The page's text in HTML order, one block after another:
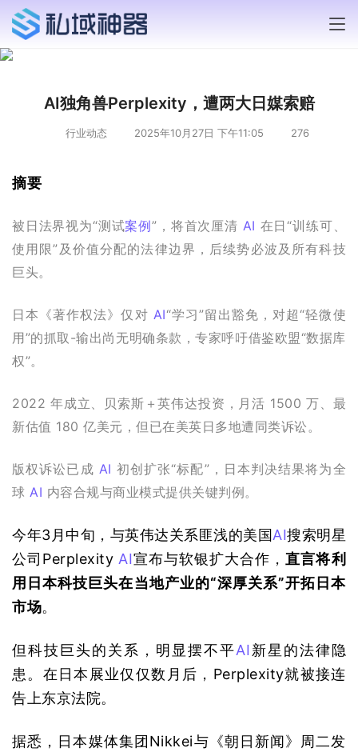
AI独角兽Perplexity，遭两大日媒索赔
行业动态 2025年10月27日 下午11:05 276
摘要
被日法界视为“测试案例”，将首次厘清 AI 在日“训练可、
使用限”及价值分配的法律边界，后续势必波及所有科技
巨头。
日本《著作权法》仅对 AI“学习”留出豁免，对超“轻微使
用”的抓取-输出尚无明确条款，专家呼吁借鉴欧盟“数据库
权”。
2022 年成立、贝索斯＋英伟达投资，月活 1500 万、最
新估值 180 亿美元，但已在美英日多地遭同类诉讼。
版权诉讼已成 AI 初创扩张“标配”，日本判决结果将为全
球 AI 内容合规与商业模式提供关键判例。
今年3月中旬，与英伟达关系匪浅的美国AI搜索明星
公司Perplexity AI宣布与软银扩大合作，直言将利
用日本科技巨头在当地产业的“深厚关系”开拓日本
市场。
但科技巨头的关系，明显摆不平AI新星的法律隐
患。在日本展业仅仅数月后，Perplexity就被接连
告上东京法院。
据悉，日本媒体集团Nikkei与《朝日新闻》周二发